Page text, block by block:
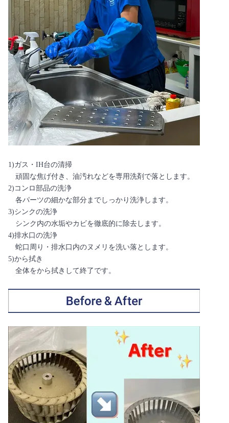
1)ガス・IH台の清掃
頑固な焦げ付き、油汚れなどを専用洗剤で落とします。
2)コンロ部品の洗浄
各パーツの細かな部分までしっかり洗浄します。
3)シンクの洗浄
シンク内の水垢やカビを徹底的に除去します。
4)排水口の洗浄
蛇口周り・排水口内のヌメリを洗い落とします。
5)から拭き
全体をから拭きして終了です。